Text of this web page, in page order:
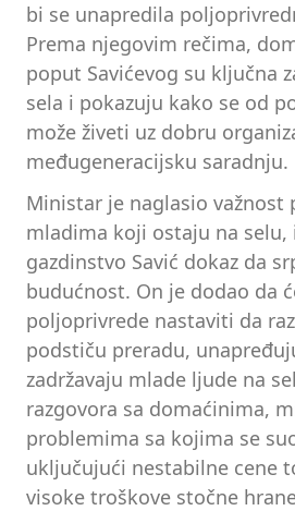
bi se unapredila
Prema njegovim rečima,
poput Savićevog su ključna
sela i pokazuju kako se od
može živeti uz dobru
međugeneracijsku saradnju.
Ministar je naglasio važnost
mladima koji ostaju na selu,
gazdinstvo Savić dokaz da
budućnost. On je dodao da
poljoprivrede nastaviti da
podstiču preradu,
zadržavaju mlade ljude na
razgovora sa domaćinima,
problemima sa kojima se
uključujući nestabilne cene
visoke troškove stočne